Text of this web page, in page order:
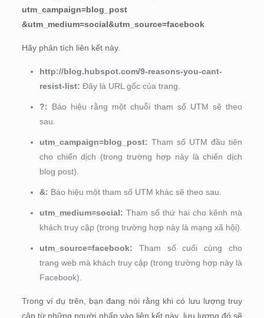
utm_campaign=blog_post
&utm_medium=social&utm_source=facebook
Hãy phân tích liên kết này.
http://blog.hubspot.com/9-reasons-you-cant-
resist-list: Đây là URL gốc của trang.
?: Báo hiệu rằng một chuỗi tham số UTM sẽ theo
sau.
utm_campaign=blog_post: Tham số UTM đầu tiên
cho chiến dịch (trong trường hợp này là chiến dịch
blog post).
&: Báo hiệu một tham số UTM khác sẽ theo sau.
utm_medium=social:Tham số thứ hai cho kênh mà
khách truy cập (trong trường hợp này là mạng xã hội).
utm_source=facebook: Tham số cuối cùng cho
trang web mà khách truy cập (trong trường hợp này là
Facebook).
Trong ví dụ trên, bạn đang nói rằng khi có lưu lượng truy
cập từ những người nhấp vào liên kết này, lưu lượng đó sẽ